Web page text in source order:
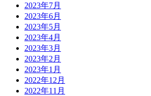
2023年7月
2023年6月
2023年5月
2023年4月
2023年3月
2023年2月
2023年1月
2022年12月
2022年11月